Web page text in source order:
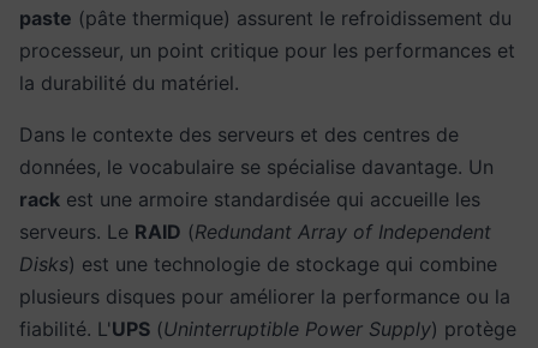
paste (pâte thermique) assurent le refroidissement du
processeur, un point critique pour les performances et
la durabilité du matériel.
Dans le contexte des serveurs et des centres de
données, le vocabulaire se spécialise davantage. Un
rack est une armoire standardisée qui accueille les
serveurs. Le RAID (Redundant Array of Independent
Disks) est une technologie de stockage qui combine
plusieurs disques pour améliorer la performance ou la
fiabilité. L'UPS (Uninterruptible Power Supply) protège